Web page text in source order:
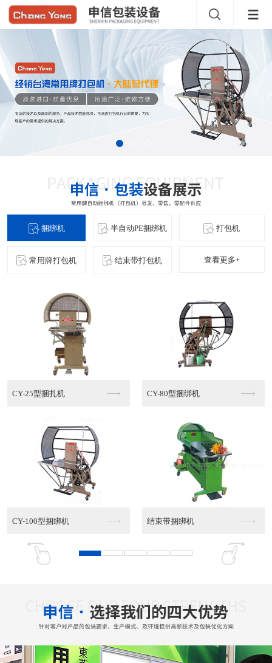
捆绑机 半自动PE捆绑机 打包机
常用牌打包机 结束带打包机 查看更多+
多功能棉绳捆绑机MT... 半自动PE捆绑机
半自动PE捆绑机销售 半自动PE捆绑机代理